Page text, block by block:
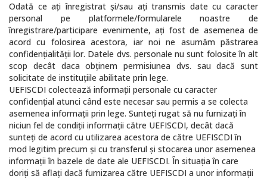
Odată ce aţi înregistrat şi/sau aţi transmis date cu caracter
personal pe platformele/formularele noastre de
înregistrare/participare evenimente, aţi fost de asemenea de
acord cu folosirea acestora, iar noi ne asumăm păstrarea
confidenţialităţii lor. Datele dvs. personale nu sunt folosite în alt
scop decât daca obţinem permisiunea dvs. sau dacă sunt
solicitate de instituţiile abilitate prin lege.
UEFISCDI colectează informaţii personale cu caracter
confidenţial atunci când este necesar sau permis a se colecta
asemenea informaţii prin lege. Sunteţi rugat să nu furnizaţi în
niciun fel de condiţii informaţii către UEFISCDI, decât dacă
sunteţi de acord cu utilizarea acestora de către UEFISCDI în
mod legitim precum şi cu transferul şi stocarea unor asemenea
informaţii în bazele de date ale UEFISCDI. În situaţia în care
doriţi să aflaţi dacă furnizarea către UEFISCDI a unor informaţii